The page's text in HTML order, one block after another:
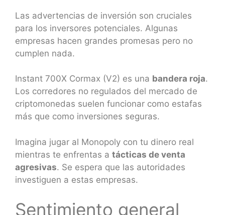
Las advertencias de inversión son cruciales
para los inversores potenciales. Algunas
empresas hacen grandes promesas pero no
cumplen nada.
Instant 700X Cormax (V2) es una bandera roja.
Los corredores no regulados del mercado de
criptomonedas suelen funcionar como estafas
más que como inversiones seguras.
Imagina jugar al Monopoly con tu dinero real
mientras te enfrentas a tácticas de venta
agresivas. Se espera que las autoridades
investiguen a estas empresas.
Sentimiento general